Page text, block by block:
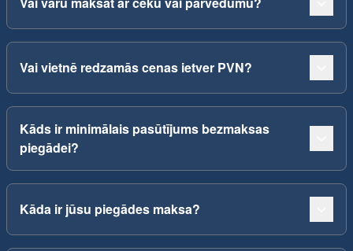
Vai vietnē redzamās cenas ietver PVN?
Kāds ir minimālais pasūtījums bezmaksas
piegādei?
Kāda ir jūsu piegādes maksa?